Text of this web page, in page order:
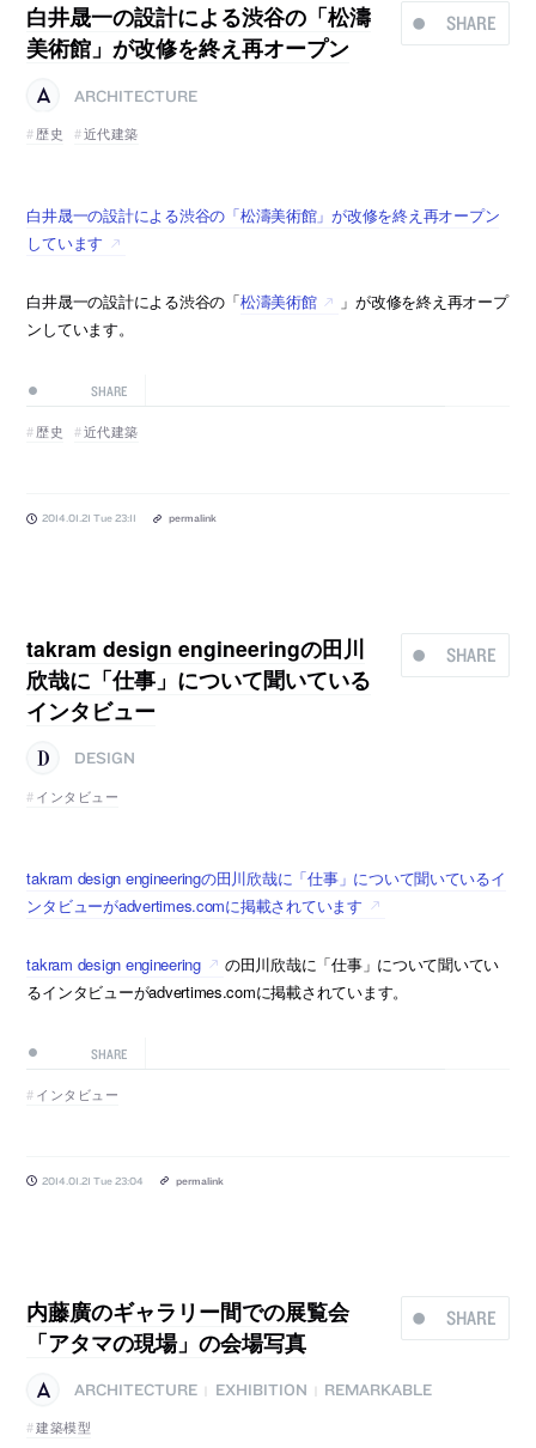
SHARE
白井晟一の設計による渋谷の「松濤
美術館」が改修を終え再オープン
ARCHITECTURE
歴史
近代建築
白井晟一の設計による渋谷の「松濤美術館」が改修を終え再オープン
しています
白井晟一の設計による渋谷の「松濤美術館
」が改修を終え再オープ
ンしています。
SHARE
歴史 近代建築
2014.01.21 Tue 23:11 permalink
SHARE
takram design engineeringの田川
欣哉に「仕事」について聞いている
インタビュー
DESIGN
インタビュー
takram design engineeringの田川欣哉に「仕事」について聞いているイ
ンタビューがadvertimes.comに掲載されています
takram design engineering
の田川欣哉に「仕事」について聞いてい
るインタビューがadvertimes.comに掲載されています。
SHARE
インタビュー
2014.01.21 Tue 23:04 permalink
SHARE
内藤廣のギャラリー間での展覧会
「アタマの現場」の会場写真
ARCHITECTURE EXHIBITION
REMARKABLE
建築模型